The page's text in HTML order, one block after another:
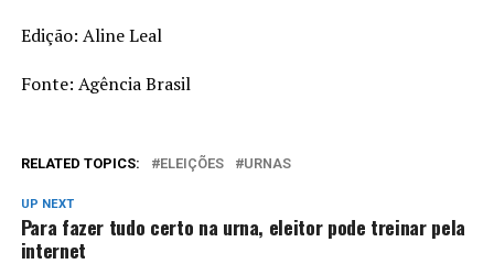
Edição: Aline Leal
Fonte: Agência Brasil
RELATED TOPICS: ELEIÇÕES URNAS
UP NEXT
Para fazer tudo certo na urna, eleitor pode treinar pela
internet